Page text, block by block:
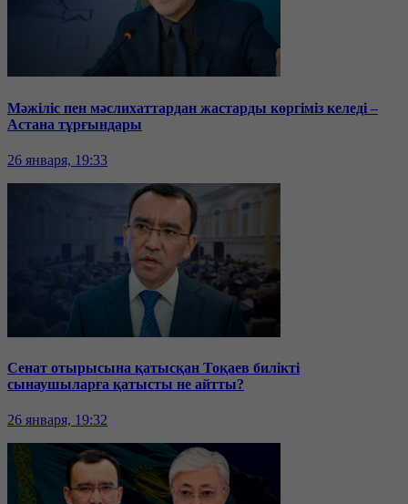
Мәжіліс пен мәслихаттардан жастарды көргіміз келеді –
Астана тұрғындары
26 января, 19:33
Сенат отырысына қатысқан Тоқаев билікті
сынаушыларға қатысты не айтты?
26 января, 19:32